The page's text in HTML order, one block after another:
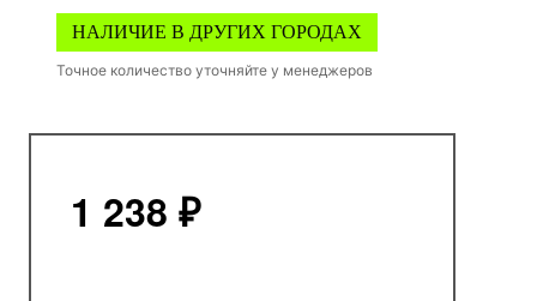
НАЛИЧИЕ В ДРУГИХ ГОРОДАХ
Точное количество уточняйте у менеджеров
1 238 ₽